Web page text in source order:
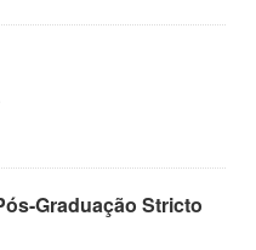
Graduação Stricto